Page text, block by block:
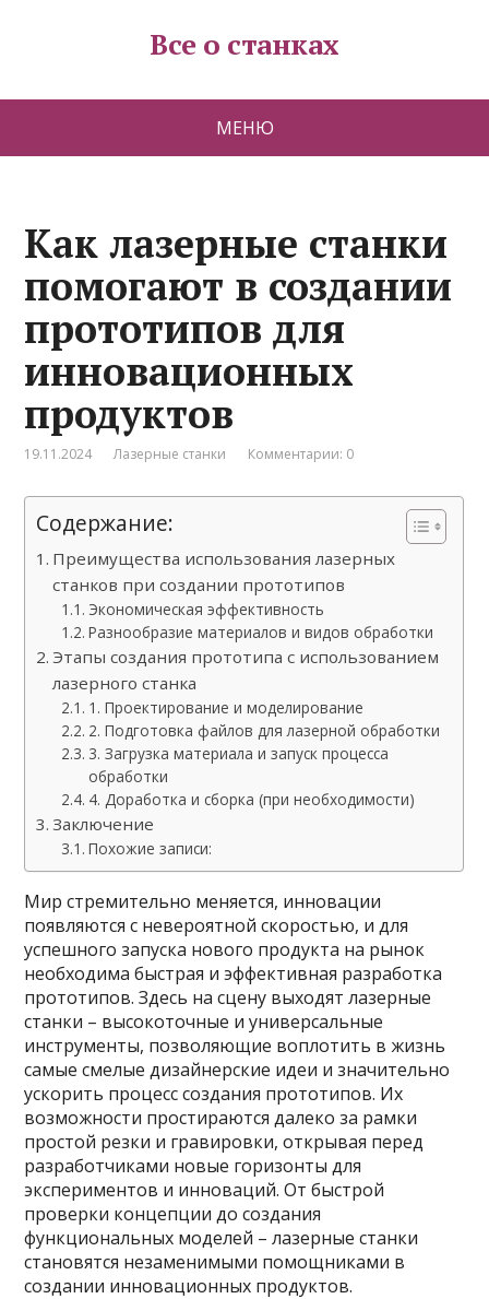
Все о станках
МЕНЮ
Как лазерные станки
помогают в создании
прототипов для
инновационных
продуктов
19.11.2024 Лазерные станки Комментарии: 0
Содержание:
Преимущества использования лазерных
станков при создании прототипов
Экономическая эффективность
Разнообразие материалов и видов обработки
Этапы создания прототипа с использованием
лазерного станка
1. Проектирование и моделирование
2. Подготовка файлов для лазерной обработки
3. Загрузка материала и запуск процесса
обработки
4. Доработка и сборка (при необходимости)
Заключение
Похожие записи:
Мир стремительно меняется, инновации
появляются с невероятной скоростью, и для
успешного запуска нового продукта на рынок
необходима быстрая и эффективная разработка
прототипов. Здесь на сцену выходят лазерные
станки – высокоточные и универсальные
инструменты, позволяющие воплотить в жизнь
самые смелые дизайнерские идеи и значительно
ускорить процесс создания прототипов. Их
возможности простираются далеко за рамки
простой резки и гравировки, открывая перед
разработчиками новые горизонты для
экспериментов и инноваций. От быстрой
проверки концепции до создания
функциональных моделей – лазерные станки
становятся незаменимыми помощниками в
создании инновационных продуктов.